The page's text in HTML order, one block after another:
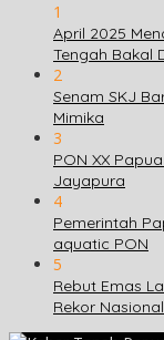
1
April 2025
Tengah Bakal
2
Senam SKJ
Mimika
3
PON XX
Jayapura
4
Pemerintah
aquatic PON
5
Rebut Emas
Rekor